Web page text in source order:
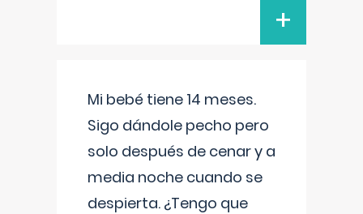
+
Mi bebé tiene 14 meses.
Sigo dándole pecho pero
solo después de cenar y a
media noche cuando se
despierta. ¿Tengo que